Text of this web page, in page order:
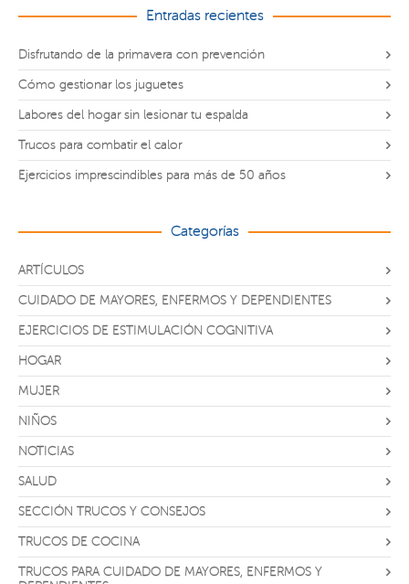
Entradas recientes
Disfrutando de la primavera con prevención
Cómo gestionar los juguetes
Labores del hogar sin lesionar tu espalda
Trucos para combatir el calor
Ejercicios imprescindibles para más de 50 años
Categorías
ARTÍCULOS
CUIDADO DE MAYORES, ENFERMOS Y DEPENDIENTES
EJERCICIOS DE ESTIMULACIÓN COGNITIVA
HOGAR
MUJER
NIÑOS
NOTICIAS
SALUD
SECCIÓN TRUCOS Y CONSEJOS
TRUCOS DE COCINA
TRUCOS PARA CUIDADO DE MAYORES, ENFERMOS Y